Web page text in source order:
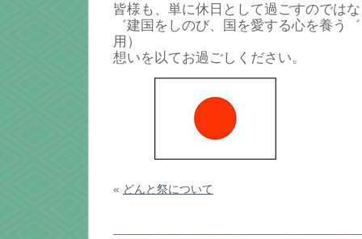
皆様も、単に休日として過ごすのでは
゛建国をしのび、国を愛する心を養う
用）
想いを以てお過ごしください。
« どんと祭について